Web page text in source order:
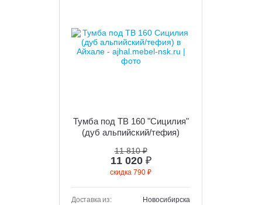
Тумба под ТВ 160 "Сицилия"
(дуб альпийский/тефия)
11 810 ₽
11 020 ₽
скидка 790 ₽
Доставка из:
Новосибирска